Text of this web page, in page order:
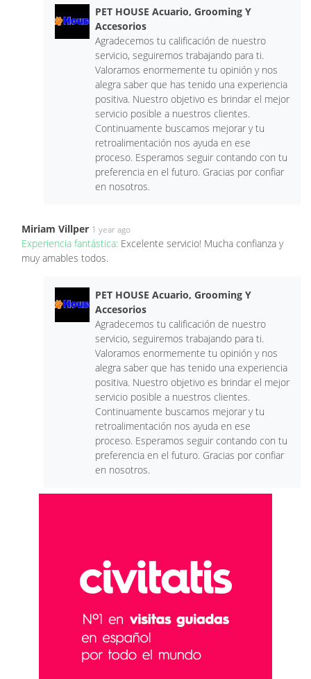
PET HOUSE Acuario, Grooming Y
Accesorios
Agradecemos tu calificación de nuestro
servicio, seguiremos trabajando para ti.
Valoramos enormemente tu opinión y nos
alegra saber que has tenido una experiencia
positiva. Nuestro objetivo es brindar el mejor
servicio posible a nuestros clientes.
Continuamente buscamos mejorar y tu
retroalimentación nos ayuda en ese
proceso. Esperamos seguir contando con tu
preferencia en el futuro. Gracias por confiar
en nosotros.
Miriam Villper 1 year ago
Experiencia fantástica: Excelente servicio! Mucha confianza y
muy amables todos.
PET HOUSE Acuario, Grooming Y
Accesorios
Agradecemos tu calificación de nuestro
servicio, seguiremos trabajando para ti.
Valoramos enormemente tu opinión y nos
alegra saber que has tenido una experiencia
positiva. Nuestro objetivo es brindar el mejor
servicio posible a nuestros clientes.
Continuamente buscamos mejorar y tu
retroalimentación nos ayuda en ese
proceso. Esperamos seguir contando con tu
preferencia en el futuro. Gracias por confiar
en nosotros.